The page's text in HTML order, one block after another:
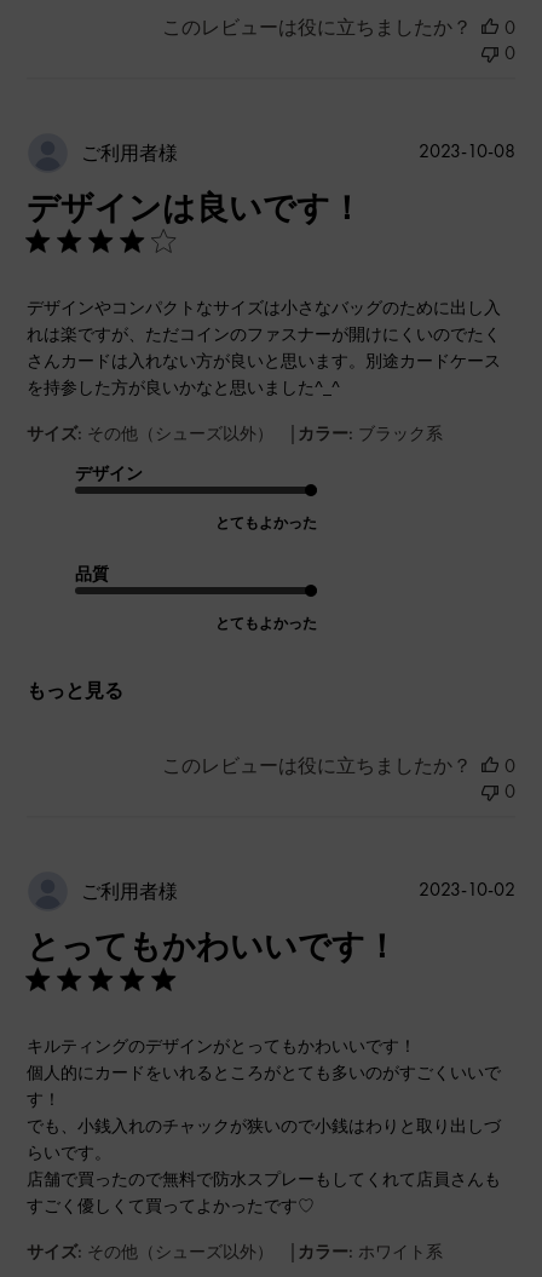
このレビューは役に立ちましたか？
0
0
ご利用者様
デザインは良いです！
デザインやコンパクトなサイズは小さなバッグのために出し入
れは楽ですが、ただコインのファスナーが開けにくいのでたく
さんカードは入れない方が良いと思います。別途カードケース
を持参した方が良いかなと思いました^_^
サイズ: その他（シューズ以外） | カラー: ブラック系
デザイン
とてもよかった
品質
とてもよかった
もっと見る
公
2023-10-08
このレビューは役に立ちましたか？
0
0
ご利用者様
とってもかわいいです！
キルティングのデザインがとってもかわいいです！
個人的にカードをいれるところがとても多いのがすごくいいで
す！
でも、小銭入れのチャックが狭いので小銭はわりと取り出しづ
らいです。
店舗で買ったので無料で防水スプレーもしてくれて店員さんも
すごく優しくて買ってよかったです♡
サイズ: その他（シューズ以外） | カラー: ホワイト系
公
2023-10-02